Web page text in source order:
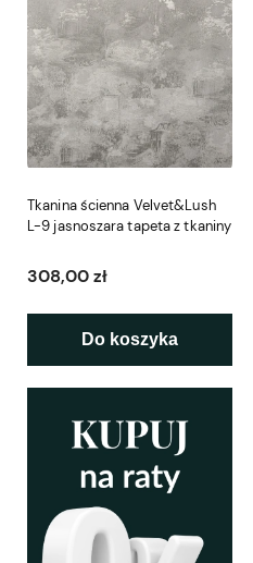
Tkanina ścienna Velvet&Lush
L-9 jasnoszara tapeta z tkaniny
308,00 zł
Do koszyka